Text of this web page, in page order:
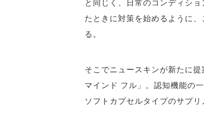
と同じく、日常のコンディシ
たときに対策を始めるように
る。
そこでニュースキンが新たに
マインド フル」。認知機能の
ソフトカプセルタイプのサプリ